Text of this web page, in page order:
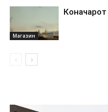
Магазин
Коначарот